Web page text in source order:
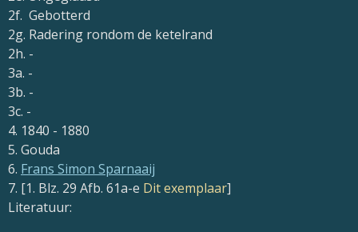
2f. Gebotterd
2g. Radering rondom de ketelrand
2h. -
3a. -
3b. -
3c. -
4. 1840 - 1880
5. Gouda
6. Frans Simon Sparnaaij
7. [1. Blz. 29 Afb. 61a-e Dit exemplaar]
Literatuur: